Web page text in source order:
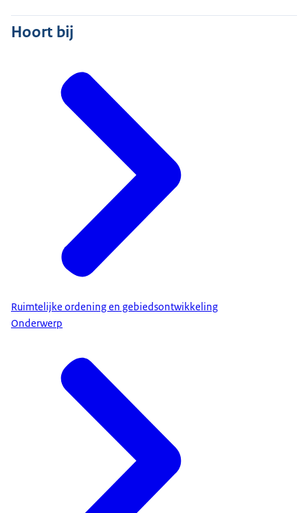
Hoort bij
Ruimtelijke ordening en gebiedsontwikkeling
Onderwerp